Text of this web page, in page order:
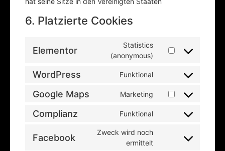
6. Platzierte Cookies
Elementor
Statistics
(anonymous)
WordPress Funktional
Google Maps Marketing
Complianz Funktional
Facebook
Zweck wird noch
ermittelt